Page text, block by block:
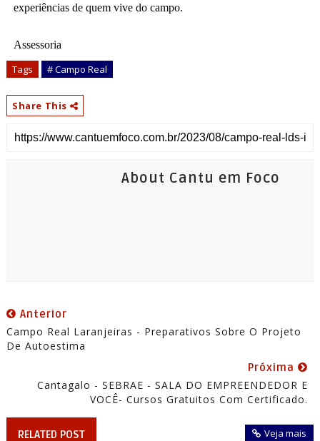
experiências de quem vive do campo.
Assessoria
Tags # Campo Real
Share This
About Cantu em Foco
Anterior
Campo Real Laranjeiras - Preparativos Sobre O Projeto
De Autoestima
Próxima
Cantagalo - SEBRAE - SALA DO EMPREENDEDOR E
VOCÊ- Cursos Gratuitos Com Certificado.
RELATED POST Veja mais